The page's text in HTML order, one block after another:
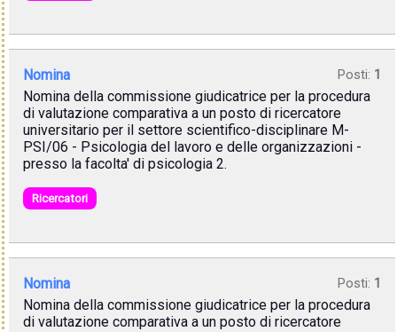
Nomina Posti: 1
Nomina della commissione giudicatrice per la procedura
di valutazione comparativa a un posto di ricercatore
universitario per il settore scientifico-disciplinare M-
PSI/06 - Psicologia del lavoro e delle organizzazioni -
presso la facolta' di psicologia 2.
Ricercatori
Nomina Posti: 1
Nomina della commissione giudicatrice per la procedura
di valutazione comparativa a un posto di ricercatore